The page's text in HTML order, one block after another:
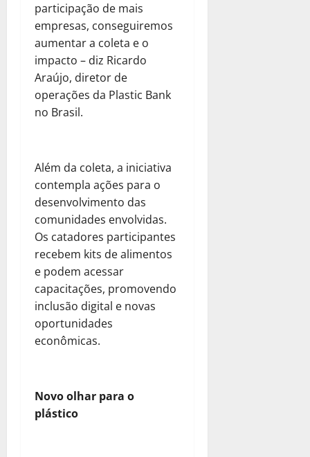
participação de mais
empresas, conseguiremos
aumentar a coleta e o
impacto – diz Ricardo
Araújo, diretor de
operações da Plastic Bank
no Brasil.
Além da coleta, a iniciativa
contempla ações para o
desenvolvimento das
comunidades envolvidas.
Os catadores participantes
recebem kits de alimentos
e podem acessar
capacitações, promovendo
inclusão digital e novas
oportunidades
econômicas.
Novo olhar para o
plástico